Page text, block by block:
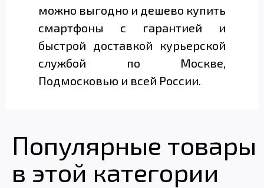
можно выгодно и дешево купить
смартфоны с гарантией и
быстрой доставкой курьерской
службой по Москве,
Подмосковью и всей России.
Популярные товары
в этой категории